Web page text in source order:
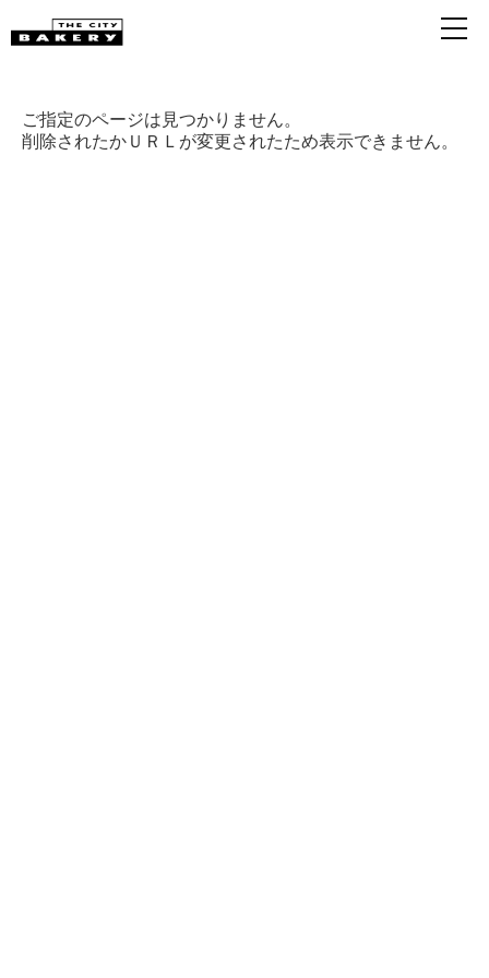
ご指定のページは見つかりません。
削除されたかＵＲＬが変更されたため表示できません。